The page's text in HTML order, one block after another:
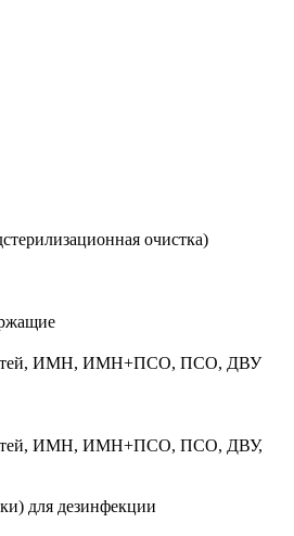
очистка)
ИМН, ИМН+ПСО, ПСО, ДВУ
ИМН, ИМН+ПСО, ПСО, ДВУ,
для дезинфекции